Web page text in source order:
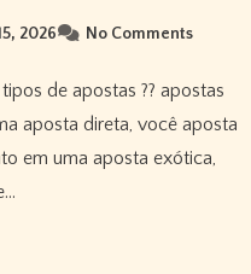
2026 No Comments
aposta direta, você aposta
em uma aposta exótica,